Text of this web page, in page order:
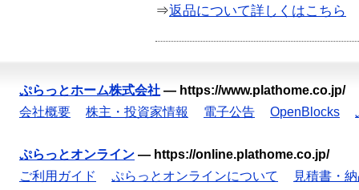
⇒返品について詳しくはこちら
ぷらっとホーム株式会社 — https://www.plathome.co.jp/
会社概要
株主・投資家情報 電子公告 OpenBlocks
ぷらっとオンライン — https://online.plathome.co.jp/
ご利用ガイド
ぷらっとオンラインについて
見積書・